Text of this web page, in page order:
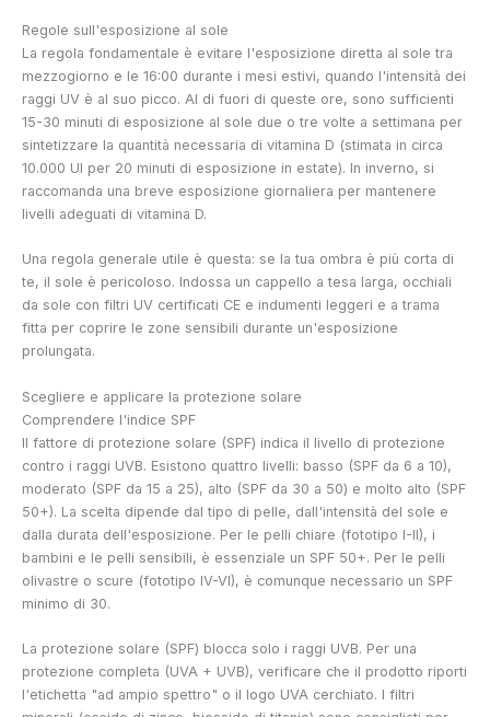
Regole sull'esposizione al sole
La regola fondamentale è evitare l'esposizione diretta al sole tra
mezzogiorno e le 16:00 durante i mesi estivi, quando l'intensità dei
raggi UV è al suo picco. Al di fuori di queste ore, sono sufficienti
15-30 minuti di esposizione al sole due o tre volte a settimana per
sintetizzare la quantità necessaria di vitamina D (stimata in circa
10.000 UI per 20 minuti di esposizione in estate). In inverno, si
raccomanda una breve esposizione giornaliera per mantenere
livelli adeguati di vitamina D.
Una regola generale utile è questa: se la tua ombra è più corta di
te, il sole è pericoloso. Indossa un cappello a tesa larga, occhiali
da sole con filtri UV certificati CE e indumenti leggeri e a trama
fitta per coprire le zone sensibili durante un'esposizione
prolungata.
Scegliere e applicare la protezione solare
Comprendere l'indice SPF
Il fattore di protezione solare (SPF) indica il livello di protezione
contro i raggi UVB. Esistono quattro livelli: basso (SPF da 6 a 10),
moderato (SPF da 15 a 25), alto (SPF da 30 a 50) e molto alto (SPF
50+). La scelta dipende dal tipo di pelle, dall'intensità del sole e
dalla durata dell'esposizione. Per le pelli chiare (fototipo I-II), i
bambini e le pelli sensibili, è essenziale un SPF 50+. Per le pelli
olivastre o scure (fototipo IV-VI), è comunque necessario un SPF
minimo di 30.
La protezione solare (SPF) blocca solo i raggi UVB. Per una
protezione completa (UVA + UVB), verificare che il prodotto riporti
l'etichetta "ad ampio spettro" o il logo UVA cerchiato. I filtri